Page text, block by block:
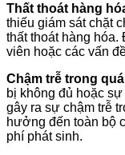
Thất thoát hàng
thiếu giám sát chặt
thất thoát hàng hóa.
viên hoặc các vấn
Chậm trễ trong
bị không đủ hoặc
gây ra sự chậm trễ
hưởng đến toàn bộ
phí phát sinh.